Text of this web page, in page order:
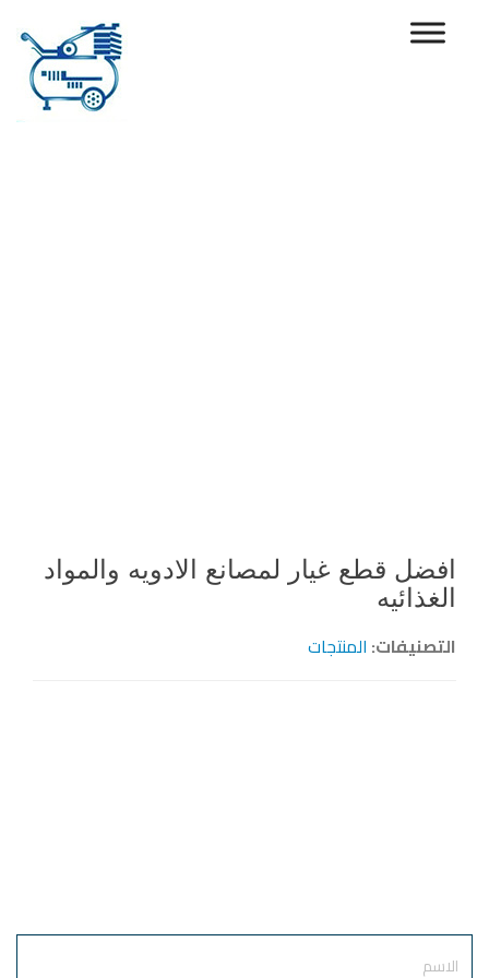
افضل قطع غيار لمصانع الادويه والمواد
الغذائيه
التصنيفات: المنتجات
Name